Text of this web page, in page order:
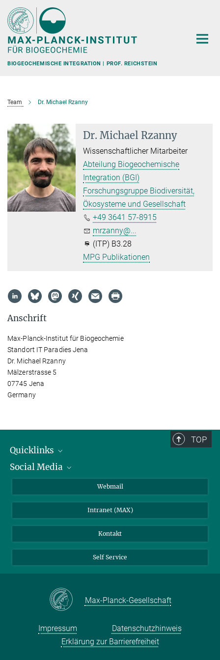
Hauptinhalt
BIOGEOCHEMISCHE INTEGRATION | PROF. REICHSTEIN
Team Dr. Michael Rzanny
Dr. Michael Rzanny
Wissenschaftlicher Mitarbeiter
Abteilung Biogeochemische
Integration (BGI)
Forschungsgruppe Biodiversität,
Ökosysteme und Gesellschaft
+49 3641 57-8915
mrzanny@...
(ITP) B3.28
MPG Publikationen
Anschrift
Max-Planck-Institut für Biogeochemie
Standort IT Paradies Jena
Dr. Michael Rzanny
Mälzerstrasse 5
07745 Jena
Germany
TOP
Quicklinks
IMPRS Graduiertenschule
Wetterstation
Social Media
BlueSky
Webmail
Intranet (MAX)
Kontakt
Self Service
Max-Planck-Gesellschaft
Impressum
Datenschutzhinweis
Erklärung zur Barrierefreiheit